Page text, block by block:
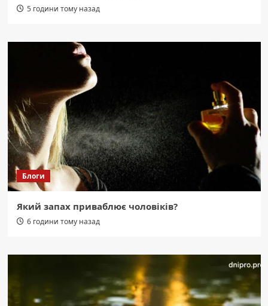
5 години тому назад
Блоги
Який запах приваблює чоловіків?
6 години тому назад